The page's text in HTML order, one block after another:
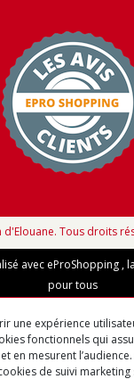
Tous droits
avec eProShopping ,
pour tous
une expérience
fonctionnels qui
en mesurent
de suivi